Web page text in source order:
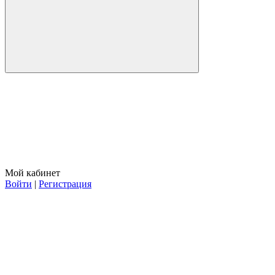
Мой кабинет
Войти | Регистрация